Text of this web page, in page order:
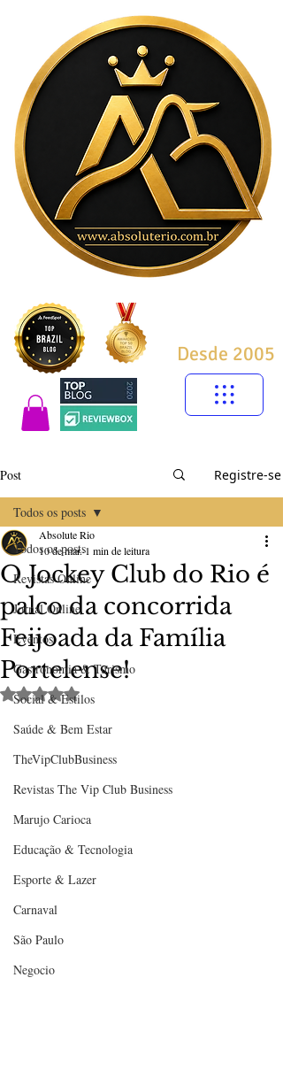
Desde 2005
Post Registre-se
Todos os posts
Revistas Online
Jornal Online
Eventos
Gastronomia & Turismo
Social & Estilos
Saúde & Bem Estar
TheVipClubBusiness
Revistas The Vip Club Business
Marujo Carioca
Educação & Tecnologia
Esporte & Lazer
Carnaval
São Paulo
Negocio
Todos os posts
O Jockey Club do Rio é
palco da concorrida
Feijoada da Família
Portelense!
Absolute Rio
10 de mar.1 min de leitura
Avaliado com NaN de 5 estrelas.